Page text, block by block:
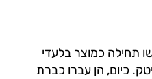
תחילה כמוצר בלעדי
כיום, הן עברו כברת